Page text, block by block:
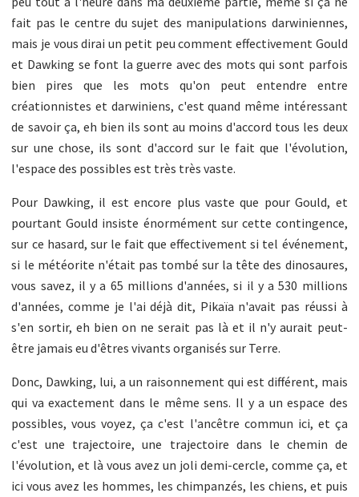
fait pas le centre du sujet des manipulations darwiniennes,
mais je vous dirai un petit peu comment effectivement Gould
et Dawking se font la guerre avec des mots qui sont parfois
bien pires que les mots qu'on peut entendre entre
créationnistes et darwiniens, c'est quand même intéressant
de savoir ça, eh bien ils sont au moins d'accord tous les deux
sur une chose, ils sont d'accord sur le fait que l'évolution,
l'espace des possibles est très très vaste.
Pour Dawking, il est encore plus vaste que pour Gould, et
pourtant Gould insiste énormément sur cette contingence,
sur ce hasard, sur le fait que effectivement si tel événement,
si le météorite n'était pas tombé sur la tête des dinosaures,
vous savez, il y a 65 millions d'années, si il y a 530 millions
d'années, comme je l'ai déjà dit, Pikaïa n'avait pas réussi à
s'en sortir, eh bien on ne serait pas là et il n'y aurait peut-
être jamais eu d'êtres vivants organisés sur Terre.
Donc, Dawking, lui, a un raisonnement qui est différent, mais
qui va exactement dans le même sens. Il y a un espace des
possibles, vous voyez, ça c'est l'ancêtre commun ici, et ça
c'est une trajectoire, une trajectoire dans le chemin de
l'évolution, et là vous avez un joli demi-cercle, comme ça, et
ici vous avez les hommes, les chimpanzés, les chiens, et puis